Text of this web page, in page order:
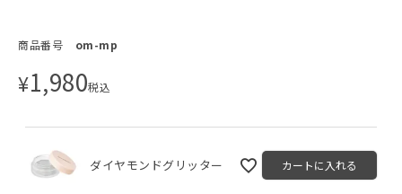
商品番号 om-mp
¥1,980税込
ダイヤモンドグリッター カートに入れる